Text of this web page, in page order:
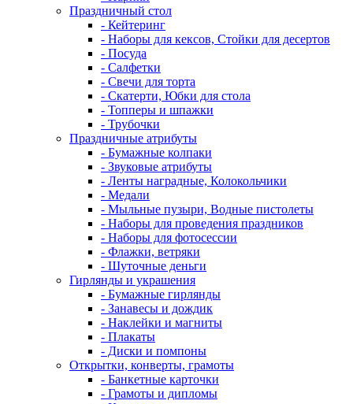
Праздничный стол
- Кейтеринг
- Наборы для кексов, Стойки для десертов
- Посуда
- Салфетки
- Свечи для торта
- Скатерти, Юбки для стола
- Топперы и шпажки
- Трубочки
Праздничные атрибуты
- Бумажные колпаки
- Звуковые атрибуты
- Ленты наградные, Колокольчики
- Медали
- Мыльные пузыри, Водные пистолеты
- Наборы для проведения праздников
- Наборы для фотосессии
- Флажки, ветряки
- Шуточные деньги
Гирлянды и украшения
- Бумажные гирлянды
- Занавесы и дождик
- Наклейки и магниты
- Плакаты
- Диски и помпоны
Открытки, конверты, грамоты
- Банкетные карточки
- Грамоты и дипломы